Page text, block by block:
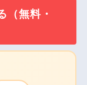
（無料・